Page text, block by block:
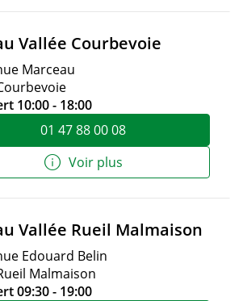
Vallée Courbevoie
Marceau
10:00 - 18:00
01 47 88 00 08
Voir plus
Vallée Rueil Malmaison
Edouard Belin
Malmaison
09:30 - 19:00